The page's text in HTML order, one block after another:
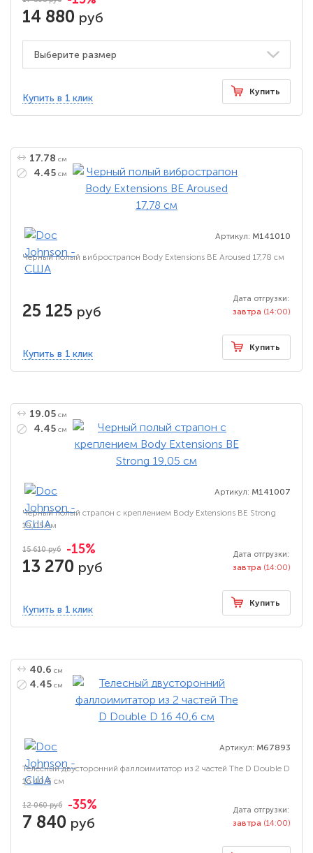
14 880 руб
Купить в 1 клик
Купить
17.78 см
4.45 см
Артикул: M141010
Черный полый вибрострапон Body Extensions BE Aroused 17,78 см
25 125 руб
Дата отгрузки:
завтра (14:00)
Купить в 1 клик
Купить
19.05 см
4.45 см
Артикул: M141007
Черный полый страпон с креплением Body Extensions BE Strong
19,05 см
15 610 руб -15%
13 270 руб
Дата отгрузки:
завтра (14:00)
Купить в 1 клик
Купить
40.6 см
4.45 см
Артикул: M67893
Телесный двусторонний фаллоимитатор из 2 частей The D Double D
16 40,6 см
12 060 руб -35%
7 840 руб
Дата отгрузки:
завтра (14:00)